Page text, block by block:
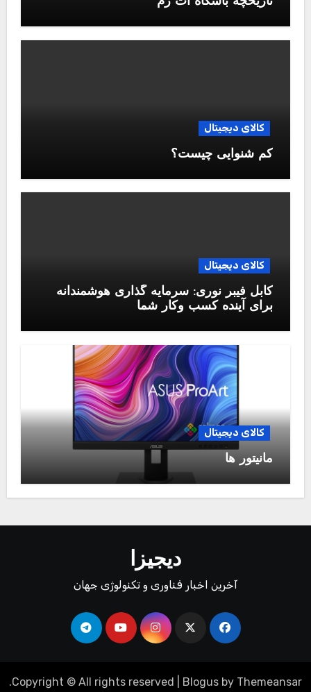
کالای دیجیتال
کم شنوایی چیست؟
کالای دیجیتال
کابل فیبر نوری: سرمایه گذاری هوشمندانه
برای آینده کسب وکار شما
کالای دیجیتال
مانیتور ها
دیجیزا
آخرین اخبار فناوری و تکنولوژی جهان
Copyright © All rights reserved Blogus by Themeansar
.